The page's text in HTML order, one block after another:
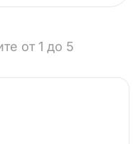
от 1 до 5